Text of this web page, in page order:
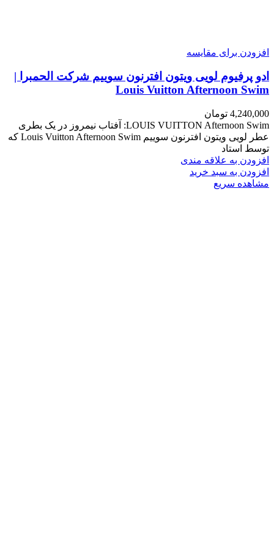
افزودن برای مقایسه
ادو پرفیوم لویی ویتون افترنون سوییم شرکت الحمبرا |
Louis Vuitton Afternoon Swim
4,240,000 تومان
LOUIS VUITTON Afternoon Swim: آفتاب نیمروز در یک بطری
عطر لویی ویتون افترنون سوییم Louis Vuitton Afternoon Swim که
توسط استاد
افزودن به علاقه مندی
افزودن به سبد خرید
مشاهده سریع